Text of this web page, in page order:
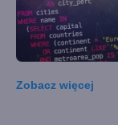
Zobacz więcej